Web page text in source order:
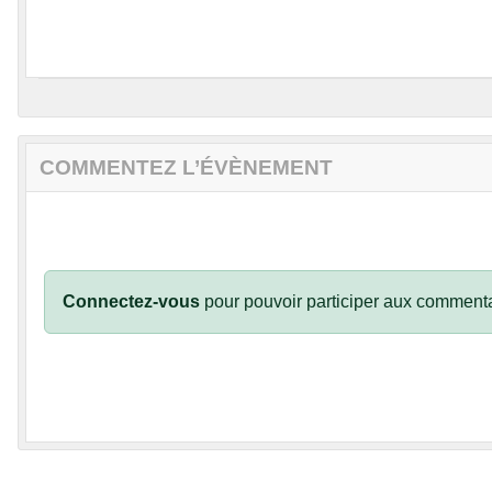
COMMENTEZ L’ÉVÈNEMENT
Connectez-vous pour pouvoir participer aux